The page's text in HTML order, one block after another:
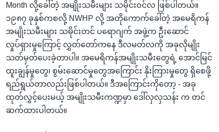
နေရာ
ဘာသာစကားများ
Month လို့ခေါ်တဲ့ အမျိုးသမီးများ သမိုင်းဝင်လ ဖြစ်ပါတယ်။
၁၉၈၇ ခုနှစ်ကစလို့ NWHP လို့ အတိုကောက်ခေါ်တဲ့ အမေရိကန်
အမျိုးသမီးများ သမိုင်းတင် ပရောဂျက် အဖွဲ့က ဦးဆောင်
လှုပ်ရှားမှုကြောင့် လွှတ်တော်ကနေ ဒီလမတ်လကို အခုလိုမျိုး
သတ်မှတ်ပေးခဲ့တာပါ။ အမေရိကန်အမျိုးသမီးတွေရဲ့ အောင်မြင်
ထူးချွန်မှုတွေ၊ စွမ်းဆောင်မှုတွေအကြောင်း နိုးကြားမှုတွေ ရှိစေဖို့
ရည်ရွယ်တာလည်းဖြစ်ပါတယ်။ ဒီအကြောင်းကိုတော့ - အခု
ထုတ်လွှင့်ပေးမယ့် အမျိုးသမီးကဏ္ဍမှာ ဒေါ်လှလှသန်း က တင်
ဆက်ထားပါတယ်။